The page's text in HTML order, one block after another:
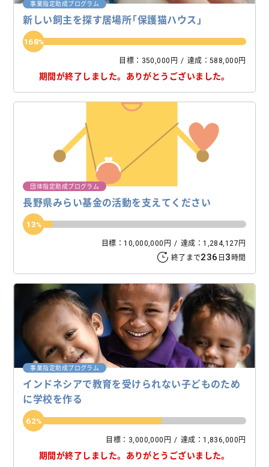
事業指定助成プログラム
新しい飼主を探す居場所「保護猫ハウス」
168
目標：350,000円 達成：588,000円
期間が終了しました。 ありがとうございました。
団体指定助成プログラム
長野県みらい基金の活動を支えてください
13
目標：10,000,000円
達成：1,284,127円
終了まで236 日 3 時間
事業指定助成プログラム
インドネシアで教育を受けられない子どものため
に学校を作る
62
目標：3,000,000円 達成：1,836,000円
期間が終了しました。 ありがとうございました。